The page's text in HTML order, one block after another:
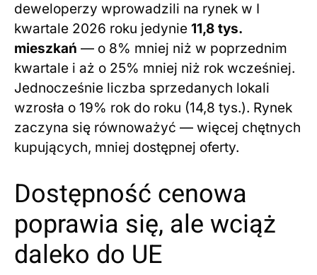
deweloperzy wprowadzili na rynek w I
kwartale 2026 roku jedynie 11,8 tys.
mieszkań — o 8% mniej niż w poprzednim
kwartale i aż o 25% mniej niż rok wcześniej.
Jednocześnie liczba sprzedanych lokali
wzrosła o 19% rok do roku (14,8 tys.). Rynek
zaczyna się równoważyć — więcej chętnych
kupujących, mniej dostępnej oferty.
Dostępność cenowa
poprawia się, ale wciąż
daleko do UE